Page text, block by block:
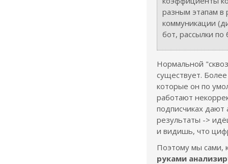
разным этапам в
коммуникации
бот, рассылки по
Нормальной
существует.
которые он по
работают
подписчиках
результаты ->
и видишь, что
Поэтому мы сами,
руками